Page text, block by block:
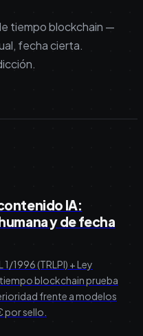
tiempo blockchain —
fecha cierta.
IA:
y de fecha
1996 (TRLPI) + Ley
blockchain prueba
frente a modelos
por sello.